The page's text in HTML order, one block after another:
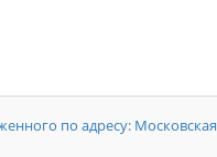
по адресу: Московская